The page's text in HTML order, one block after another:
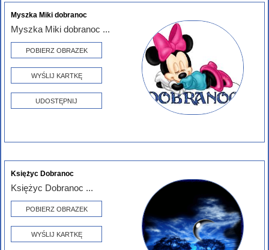
Myszka Miki dobranoc
Myszka Miki dobranoc ...
POBIERZ OBRAZEK
WYŚLIJ KARTKĘ
UDOSTĘPNIJ
Księżyc Dobranoc
Księżyc Dobranoc ...
POBIERZ OBRAZEK
WYŚLIJ KARTKĘ